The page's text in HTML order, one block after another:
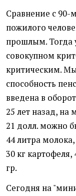
Сравнение с 90-
пожилого
прошлым. Тогда
совокупном
критическим.
способность
введена в
25 лет назад,
21 долл. можно
44 литра
30 кг
гр.
Сегодня на